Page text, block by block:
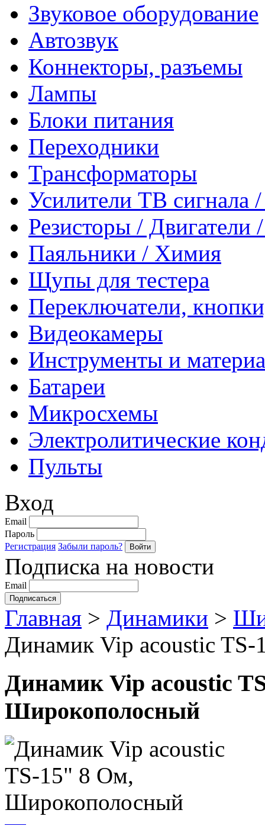
Звуковое оборудование
Автозвук
Коннекторы, разъемы
Лампы
Блоки питания
Переходники
Трансформаторы
Усилители ТВ сигнала
Резисторы /
Паяльники / Химия
Щупы для тестера
Переключатели,
Видеокамеры
Инструменты и
Батареи
Микросхемы
Электролитические
Пульты
Вход
Email
Пароль
Регистрация Забыли пароль?
Подписка на новости
Email
Главная > Динамики >
Динамик Vip acoustic
Динамик Vip acoustic
Широкополосный